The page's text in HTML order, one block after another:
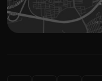
Ümit
Warehouse